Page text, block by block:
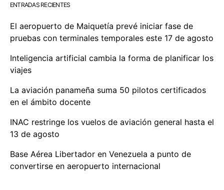
ENTRADAS RECIENTES
El aeropuerto de Maiquetía prevé iniciar fase de
pruebas con terminales temporales este 17 de agosto
Inteligencia artificial cambia la forma de planificar los
viajes
La aviación panameña suma 50 pilotos certificados
en el ámbito docente
INAC restringe los vuelos de aviación general hasta el
13 de agosto
Base Aérea Libertador en Venezuela a punto de
convertirse en aeropuerto internacional